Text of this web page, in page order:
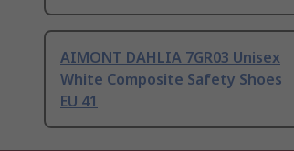
AIMONT DAHLIA 7GR03 Unisex
White Composite Safety Shoes
EU 41